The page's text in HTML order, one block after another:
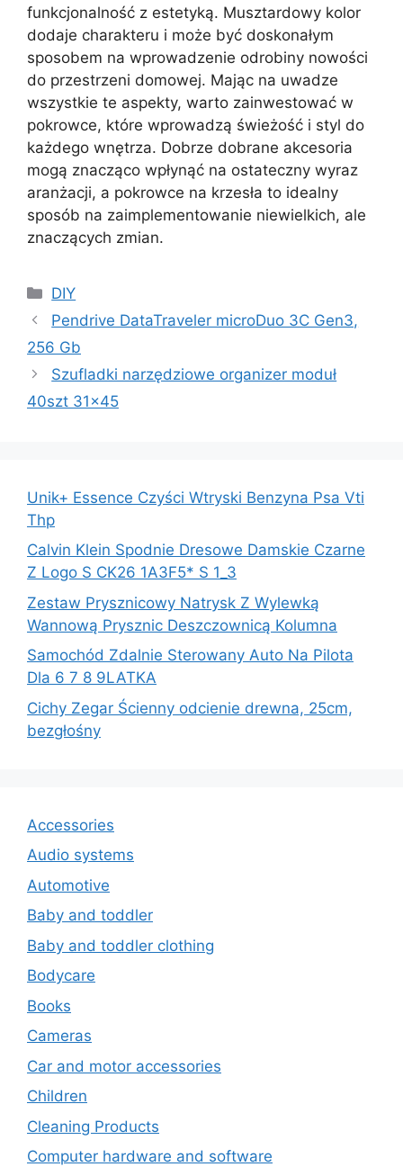
funkcjonalność z estetyką. Musztardowy kolor
dodaje charakteru i może być doskonałym
sposobem na wprowadzenie odrobiny nowości
do przestrzeni domowej. Mając na uwadze
wszystkie te aspekty, warto zainwestować w
pokrowce, które wprowadzą świeżość i styl do
każdego wnętrza. Dobrze dobrane akcesoria
mogą znacząco wpłynąć na ostateczny wyraz
aranżacji, a pokrowce na krzesła to idealny
sposób na zaimplementowanie niewielkich, ale
znaczących zmian.
Kategorie
DIY
Pendrive DataTraveler microDuo 3C Gen3,
256 Gb
Szufladki narzędziowe organizer moduł
40szt 31×45
Unik+ Essence Czyści Wtryski Benzyna Psa Vti
Thp
Calvin Klein Spodnie Dresowe Damskie Czarne
Z Logo S CK26 1A3F5* S 1_3
Zestaw Prysznicowy Natrysk Z Wylewką
Wannową Prysznic Deszczownicą Kolumna
Samochód Zdalnie Sterowany Auto Na Pilota
Dla 6 7 8 9LATKA
Cichy Zegar Ścienny odcienie drewna, 25cm,
bezgłośny
Accessories
Audio systems
Automotive
Baby and toddler
Baby and toddler clothing
Bodycare
Books
Cameras
Car and motor accessories
Children
Cleaning Products
Computer hardware and software